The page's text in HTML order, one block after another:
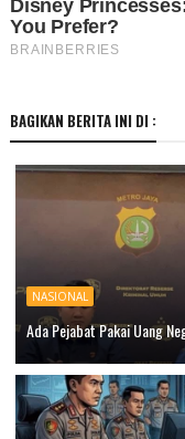
BAGIKAN BERITA INI DI :
NASIONAL
Ada Pejabat Pakai Uang